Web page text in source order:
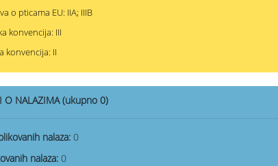
o pticama EU: IIA; IIIB
konvencija: III
konvencija: II
O NALAZIMA (ukupno 0)
nalaza: 0
nalaza: 0